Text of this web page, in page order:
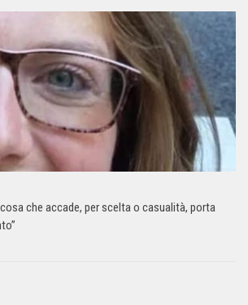
che accade, per scelta o casualità, porta